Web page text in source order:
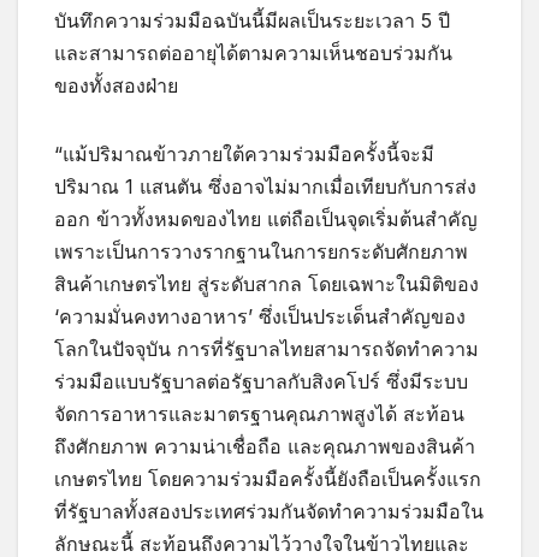
บันทึกความร่วมมือฉบันนี้มีผลเป็นระยะเวลา 5 ปี
และสามารถต่ออายุได้ตามความเห็นชอบร่วมกัน
ของทั้งสองฝ่าย
“แม้ปริมาณข้าวภายใต้ความร่วมมือครั้งนี้จะมี
ปริมาณ 1 แสนตัน ซึ่งอาจไม่มากเมื่อเทียบกับการส่ง
ออก ข้าวทั้งหมดของไทย แต่ถือเป็นจุดเริ่มต้นสำคัญ
เพราะเป็นการวางรากฐานในการยกระดับศักยภาพ
สินค้าเกษตรไทย สู่ระดับสากล โดยเฉพาะในมิติของ
‘ความมั่นคงทางอาหาร’ ซึ่งเป็นประเด็นสำคัญของ
โลกในปัจจุบัน การที่รัฐบาลไทยสามารถจัดทำความ
ร่วมมือแบบรัฐบาลต่อรัฐบาลกับสิงคโปร์ ซึ่งมีระบบ
จัดการอาหารและมาตรฐานคุณภาพสูงได้ สะท้อน
ถึงศักยภาพ ความน่าเชื่อถือ และคุณภาพของสินค้า
เกษตรไทย โดยความร่วมมือครั้งนี้ยังถือเป็นครั้งแรก
ที่รัฐบาลทั้งสองประเทศร่วมกันจัดทำความร่วมมือใน
ลักษณะนี้ สะท้อนถึงความไว้วางใจในข้าวไทยและ